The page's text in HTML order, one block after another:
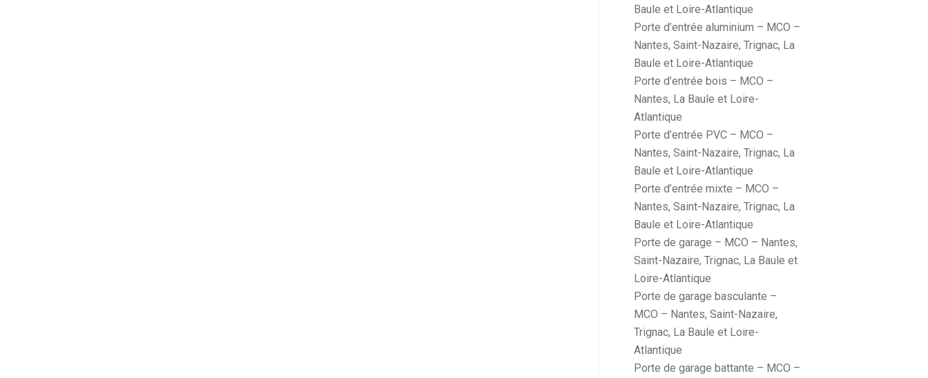
Baule et Loire-Atlantique
Porte d’entrée aluminium – MCO –
Nantes, Saint-Nazaire, Trignac, La
Baule et Loire-Atlantique
Porte d’entrée bois – MCO –
Nantes, La Baule et Loire-
Atlantique
Porte d’entrée PVC – MCO –
Nantes, Saint-Nazaire, Trignac, La
Baule et Loire-Atlantique
Porte d’entrée mixte – MCO –
Nantes, Saint-Nazaire, Trignac, La
Baule et Loire-Atlantique
Porte de garage – MCO – Nantes,
Saint-Nazaire, Trignac, La Baule et
Loire-Atlantique
Porte de garage basculante –
MCO – Nantes, Saint-Nazaire,
Trignac, La Baule et Loire-
Atlantique
Porte de garage battante – MCO –